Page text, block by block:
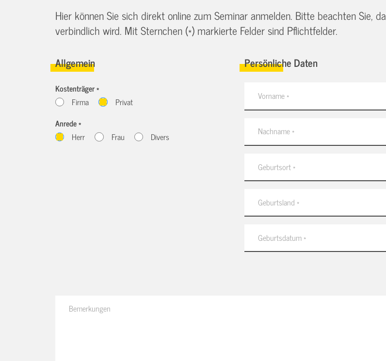
Hier können Sie sich direkt online zum Seminar anmelden. Bitte beachten Sie,
verbindlich wird. Mit Sternchen (*) markierte Felder sind Pflichtfelder.
Allgemein
Kostenträger *
Firma
Privat
Anrede *
Herr
Frau Divers
Persönliche Daten